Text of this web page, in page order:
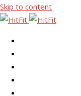
Skip to content